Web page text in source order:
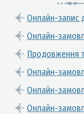
Онлайн-запис
Онлайн-
Продовження
Онлайн-
Онлайн-
Онлайн-